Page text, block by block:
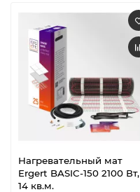
Нагревательный мат
Ergert BASIC-150 2100 Вт,
14 кв.м.